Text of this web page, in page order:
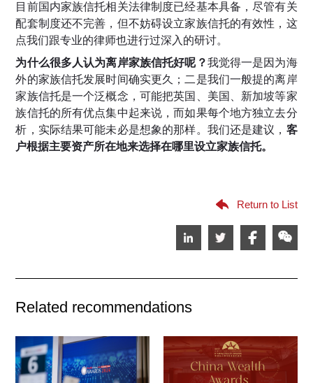
目前国内家族信托相关法律制度已经基本具备，尽管有关
配套制度还不完善，但不妨碍设立家族信托的有效性，这
点我们跟专业的律师也进行过深入的研讨。
为什么很多人认为离岸家族信托好呢？我觉得一是因为海
外的家族信托发展时间确实更久；二是我们一般提的离岸
家族信托是一个泛概念，可能把英国、美国、新加坡等家
族信托的所有优点集中起来说，而如果每个地方独立去分
析，实际结果可能未必是想象的那样。我们还是建议， 客
户根据主要资产所在地来选择在哪里设立家族信托。
Return to List
Related recommendations